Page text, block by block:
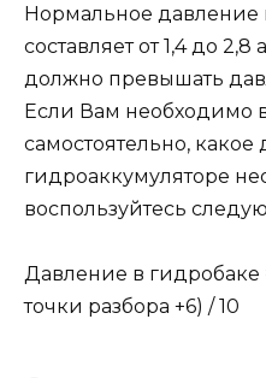
Нормальное давление
составляет от 1,4 до
должно превышать
Если Вам необходимо
самостоятельно, какое
гидроаккумуляторе
воспользуйтесь
Давление в гидробаке
точки разбора +6) / 10